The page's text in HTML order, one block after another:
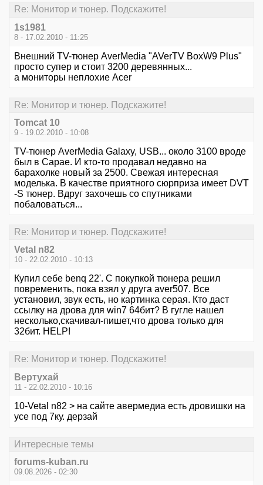
Re: Монитор и тюнер. Подскажите!
1s1981
8 - 17.02.2010 - 11:25
Внешний TV-тюнер AverMedia "AVerTV BoxW9 Plus"
просто супер и стоит 3200 деревянных...
а мониторы неплохие Acer
Re: Монитор и тюнер. Подскажите!
Tomcat 10
9 - 19.02.2010 - 10:08
TV-тюнер AverMedia Galaxy, USB... около 3100 вроде
был в Сарае. И кто-то продавал недавно на
барахолке новый за 2500. Свежая интересная
моделька. В качестве приятного сюрприза имеет DVT
-S тюнер. Вдруг захочешь со спутниками
побаловаться...
Re: Монитор и тюнер. Подскажите!
Vetal n82
10 - 22.02.2010 - 10:13
Купил себе benq 22'. С покупкой тюнера решил
повременить, пока взял у друга aver507. Все
установил, звук есть, но картинка серая. Кто даст
ссылку на дрова для win7 64бит? В гугле нашел
несколько,скачивал-пишет,что дрова только для
32бит. HELP!
Re: Монитор и тюнер. Подскажите!
Вертухай
11 - 22.02.2010 - 10:16
10-Vetal n82 > на сайте авермедиа есть дровишки на
усе под 7ку. дерзай
Интересные темы
forums-kuban.ru
09.08.2026 - 02:30